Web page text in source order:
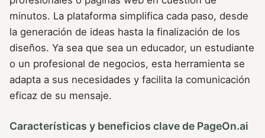
minutos. La plataforma simplifica cada paso, desde
la generación de ideas hasta la finalización de los
diseños. Ya sea que sea un educador, un estudiante
o un profesional de negocios, esta herramienta se
adapta a sus necesidades y facilita la comunicación
eficaz de su mensaje.
Características y beneficios clave de PageOn.ai